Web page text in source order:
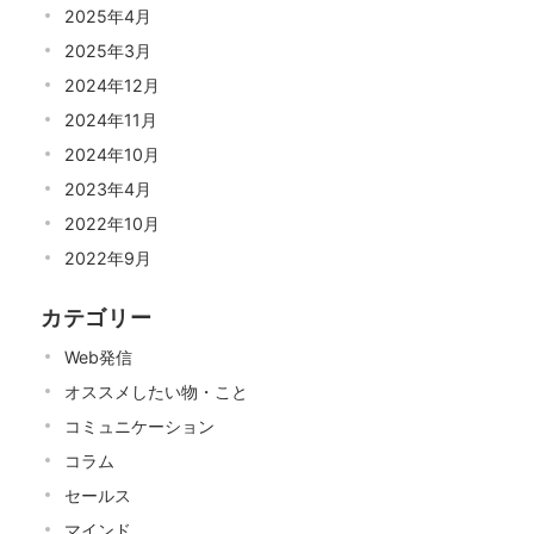
2025年4月
2025年3月
2024年12月
2024年11月
2024年10月
2023年4月
2022年10月
2022年9月
カテゴリー
Web発信
オススメしたい物・こと
コミュニケーション
コラム
セールス
マインド